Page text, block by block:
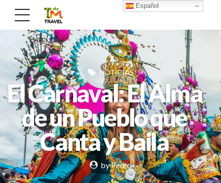
NOTICIAS
El Carnaval: El Alma
de un Pueblo que
Canta y Baila
by Pedro
Español